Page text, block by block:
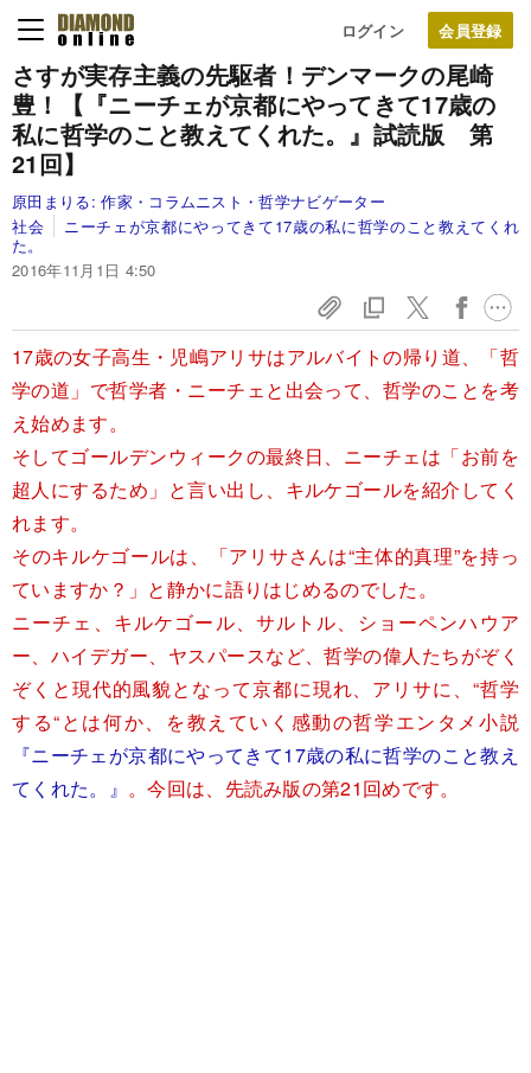
ログイン
さすが実存主義の先駆者！デンマークの尾崎
豊！【『ニーチェが京都にやってきて17歳の
私に哲学のこと教えてくれた。』試読版 第
21回】
原田まりる:作家・コラムニスト・哲学ナビゲーター
社会
ニーチェが京都にやってきて17歳の私に哲学のこと教えてくれ
た。
2016年11月1日 4:50
17歳の女子高生・児嶋アリサはアルバイトの帰り道、「哲
学の道」で哲学者・ニーチェと出会って、哲学のことを考
え始めます。
そしてゴールデンウィークの最終日、ニーチェは「お前を
超人にするため」と言い出し、キルケゴールを紹介してく
れます。
そのキルケゴールは、「アリサさんは“主体的真理”を持っ
ていますか？」と静かに語りはじめるのでした。
ニーチェ、キルケゴール、サルトル、ショーペンハウア
ー、ハイデガー、ヤスパースなど、哲学の偉人たちがぞく
ぞくと現代的風貌となって京都に現れ、アリサに、“哲学
する“とは何か、を教えていく感動の哲学エンタメ小説
『ニーチェが京都にやってきて17歳の私に哲学のこと教え
てくれた。』 。今回は、先読み版の第21回めです。